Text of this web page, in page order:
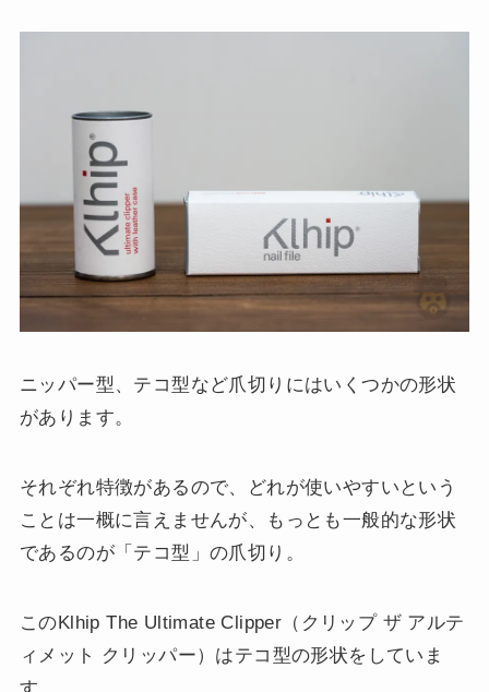
ニッパー型、テコ型など爪切りにはいくつかの形状
があります。
それぞれ特徴があるので、どれが使いやすいという
ことは一概に言えませんが、もっとも一般的な形状
であるのが「テコ型」の爪切り。
このKlhip The Ultimate Clipper（クリップ ザ アルテ
ィメット クリッパー）はテコ型の形状をしていま